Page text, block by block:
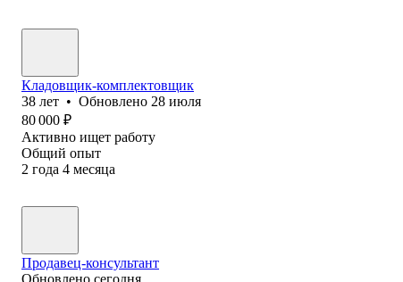
Кладовщик-комплектовщик
38 лет • Обновлено 28 июля
80 000 ₽
Активно ищет работу
Общий опыт
2 года 4 месяца
Продавец-консультант
Обновлено сегодня